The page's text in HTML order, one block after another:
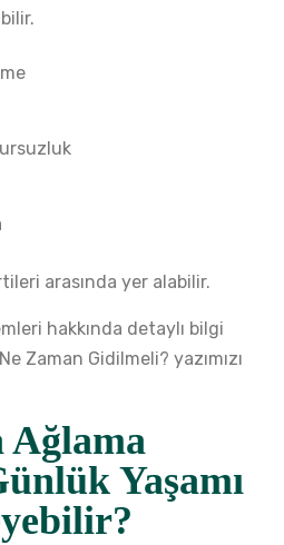
arasında yer alabilir.
hakkında detaylı bilgi
Zaman Gidilmeli? yazımızı
Ağlama
Yaşamı